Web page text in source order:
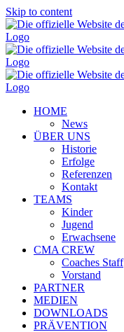
Skip to content
HOME
News
ÜBER UNS
Historie
Erfolge
Referenzen
Kontakt
TEAMS
Kinder
Jugend
Erwachsene
CMA CREW
Coaches Staff
Vorstand
PARTNER
MEDIEN
DOWNLOADS
PRÄVENTION